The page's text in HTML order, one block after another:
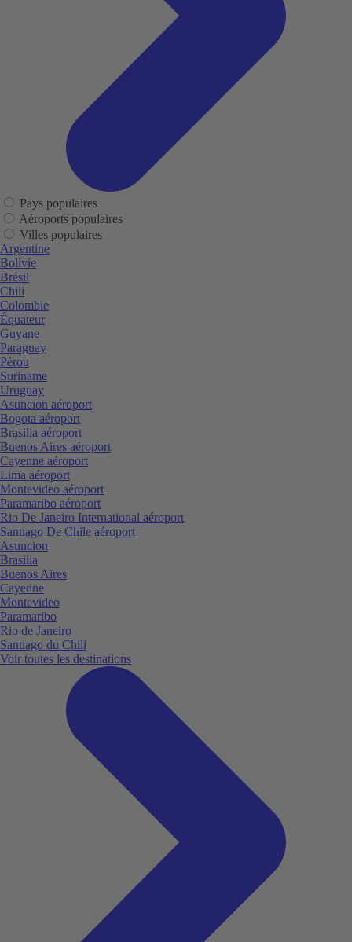
Pays populaires
Aéroports populaires
Villes populaires
Argentine
Bolivie
Brésil
Chili
Colombie
Équateur
Guyane
Paraguay
Pérou
Suriname
Uruguay
Asuncion aéroport
Bogota aéroport
Brasilia aéroport
Buenos Aires aéroport
Cayenne aéroport
Lima aéroport
Montevideo aéroport
Paramaribo aéroport
Rio De Janeiro International aéroport
Santiago De Chile aéroport
Asuncion
Brasilia
Buenos Aires
Cayenne
Montevideo
Paramaribo
Rio de Janeiro
Santiago du Chili
Voir toutes les destinations